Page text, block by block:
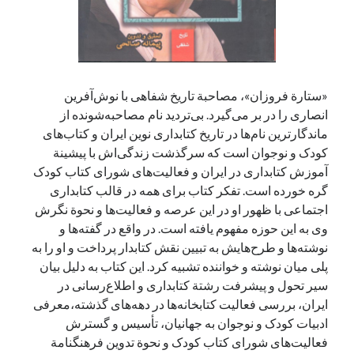
آخرین دیدگاه‌ها
پیمانه صالحیدر
شهریور ۱۳۹۹)
سعیدیدر
بزرگداشت یاد و نام استاد اسماعیل سعادت (مهر ۱۳۰۴- شهریور
۱۳۹۹)
جست‌وجو
«ستارة فروزان»، مصاحبة تاریخ شفاهی با نوش‌‌آفرین
انصاری را در بر می‌گیرد. بی‌تردید نام مصاحبه‌شونده از
ماندگارترین نام‌ها در تاریخ کتابداری نوین ایران و کتاب‌های
کودک و نوجوان است که سرگذشت زندگی‌اش با پیشینة
آموزش کتابداری در ایران و فعالیت‌های شورای کتاب کودک
گره خورده است. تفکر کتاب برای همه در قالب کتابداری
اجتماعی با ظهور او در این عرصه و فعالیت‌ها و نحوة نگرش
وی به این حوزه مفهوم یافته است. در واقع در گفته‌ها و
نوشته‌ها و طرح‌هایش به تبیین نقش کتابدار پرداخت و او را به
پلی میان نوشته و خواننده تشبیه کرد. این کتاب به دلیل بیان
سیر تحول و پیشرفت رشتة کتابداری و اطلاع‌رسانی در
ایران، بررسی فعالیت‌ کتابخانه‌ها در دهه‌های گذشته،معرفی
ادبیات کودک و نوجوان به جهانیان، تأسیس و گسترش
فعالیت‌های شورای کتاب کودک و نحوة تدوین فرهنگنامة‌